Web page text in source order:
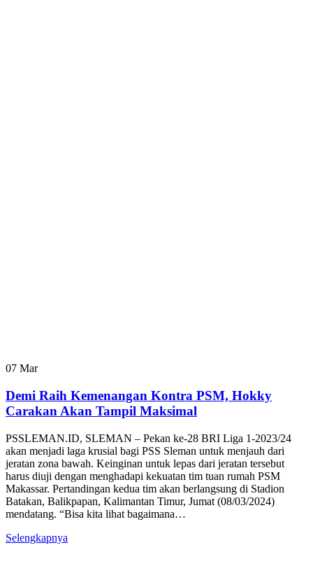
07 Mar
Demi Raih Kemenangan Kontra PSM, Hokky
Carakan Akan Tampil Maksimal
PSSLEMAN.ID, SLEMAN – Pekan ke-28 BRI Liga 1-2023/24
akan menjadi laga krusial bagi PSS Sleman untuk menjauh dari
jeratan zona bawah. Keinginan untuk lepas dari jeratan tersebut
harus diuji dengan menghadapi kekuatan tim tuan rumah PSM
Makassar. Pertandingan kedua tim akan berlangsung di Stadion
Batakan, Balikpapan, Kalimantan Timur, Jumat (08/03/2024)
mendatang. “Bisa kita lihat bagaimana…
Selengkapnya